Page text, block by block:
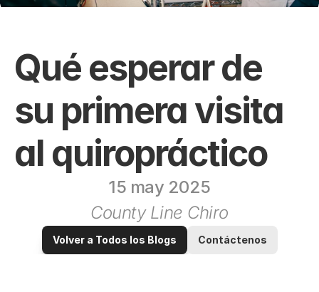
Qué esperar de
su primera visita
al quiropráctico
15 may 2025
County Line Chiro
Volver a Todos los Blogs Contáctenos